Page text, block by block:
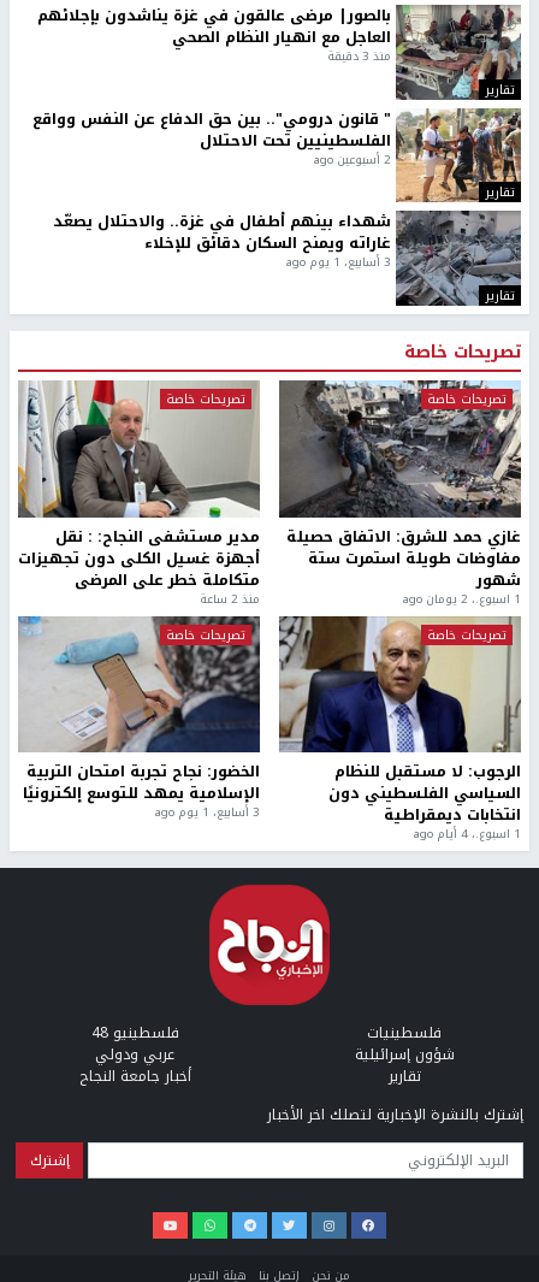
تقارير
بالصور| مرضى عالقون في غزة يناشدون بإجلائهم
العاجل مع انهيار النظام الصحي
منذ 3 دقيقة
تقارير
" قانون درومي".. بين حق الدفاع عن النفس وواقع
الفلسطينيين تحت الاحتلال
2 أسبوعين ago
تقارير
شهداء بينهم أطفال في غزة.. والاحتلال يصعّد
غاراته ويمنح السكان دقائق للإخلاء
3 أسابيع، 1 يوم ago
تصريحات خاصة
تصريحات خاصة
غازي حمد للشرق: الاتفاق حصيلة
مفاوضات طويلة استمرت ستة
شهور
1 اسبوع.، 2 يومان ago
تصريحات خاصة
مدير مستشفى النجاح: : نقل
أجهزة غسيل الكلى دون تجهيزات
متكاملة خطر على المرضى
منذ 2 ساعة
تصريحات خاصة
الرجوب: لا مستقبل للنظام
السياسي الفلسطيني دون
انتخابات ديمقراطية
1 اسبوع.، 4 أيام ago
تصريحات خاصة
الخضور: نجاح تجربة امتحان التربية
الإسلامية يمهد للتوسع إلكترونيًا
3 أسابيع، 1 يوم ago
فلسطينيات فلسطينيو 48
شؤون إسرائيلية عربي ودولي
تقارير
أخبار جامعة النجاح
إشترك بالنشرة الإخبارية لتصلك اخر الأخبار
البريد الإلكتروني
من نحن إتصل بنا هيئة التحرير